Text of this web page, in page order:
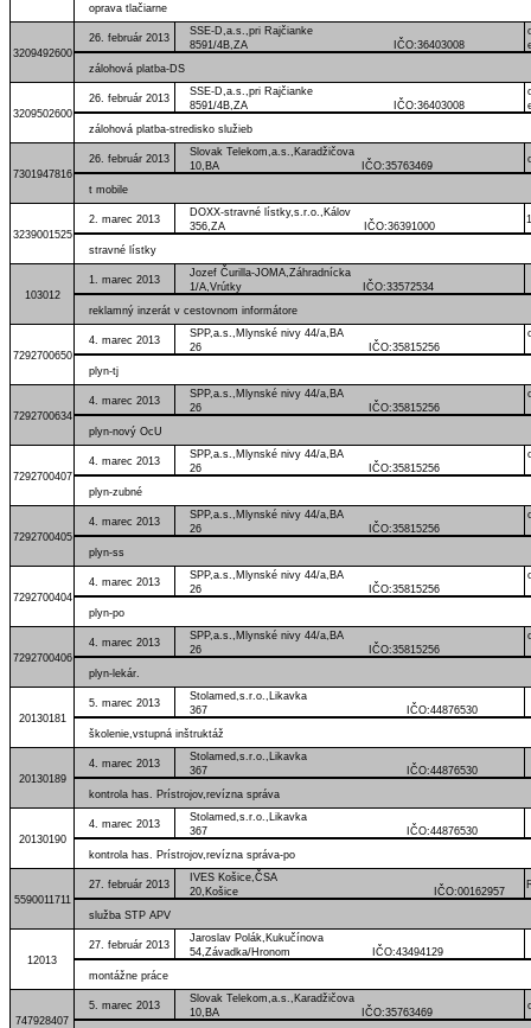
oprava tlačiarne
3209492600
26. február 2013
SSE-D,a.s.,pri Rajčianke
8591/4B,ZA IČO:36403008
zálohová platba-DS
3209502600
26. február 2013
SSE-D,a.s.,pri Rajčianke
8591/4B,ZA IČO:36403008
zálohová platba-stredisko služieb
7301947816
26. február 2013
Slovak Telekom,a.s.,Karadžičova
10,BA IČO:35763469
t mobile
3239001525
2. marec 2013
DOXX-stravné lístky,s.r.o.,Kálov
356,ZA IČO:36391000
stravné lístky
103012
1. marec 2013
Jozef Čurilla-JOMA,Záhradnícka
1/A,Vrútky IČO:33572534
reklamný inzerát v cestovnom informátore
7292700650
4. marec 2013
SPP,a.s.,Mlynské nivy 44/a,BA
26 IČO:35815256
plyn-tj
7292700634
4. marec 2013
SPP,a.s.,Mlynské nivy 44/a,BA
26 IČO:35815256
plyn-nový OcU
7292700407
4. marec 2013
SPP,a.s.,Mlynské nivy 44/a,BA
26 IČO:35815256
plyn-zubné
7292700405
4. marec 2013
SPP,a.s.,Mlynské nivy 44/a,BA
26 IČO:35815256
plyn-ss
7292700404
4. marec 2013
SPP,a.s.,Mlynské nivy 44/a,BA
26 IČO:35815256
plyn-po
7292700406
4. marec 2013
SPP,a.s.,Mlynské nivy 44/a,BA
26 IČO:35815256
plyn-lekár.
20130181
5. marec 2013
Stolamed,s.r.o.,Likavka
367 IČO:44876530
školenie,vstupná inštruktáž
20130189
4. marec 2013
Stolamed,s.r.o.,Likavka
367 IČO:44876530
kontrola has. Prístrojov,revízna správa
20130190
4. marec 2013
Stolamed,s.r.o.,Likavka
367 IČO:44876530
kontrola has. Prístrojov,revízna správa-po
5590011711
27. február 2013
IVES Košice,ČSA
20,Košice IČO:00162957
služba STP APV
12013
27. február 2013
Jaroslav Polák,Kukučínova
54,Závadka/Hronom IČO:43494129
montážne práce
747928407
5. marec 2013
Slovak Telekom,a.s.,Karadžičova
10,BA IČO:35763469